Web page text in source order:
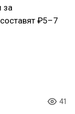
за
₽5–7
41